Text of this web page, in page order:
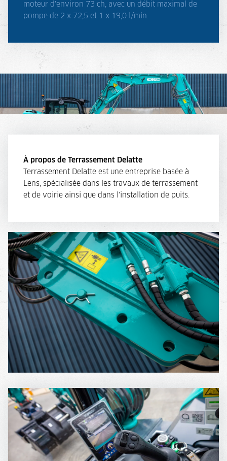
moteur d'environ 73 ch, avec un débit maximal de
pompe de 2 x 72,5 et 1 x 19,0 l/min.
À propos de Terrassement Delatte
Terrassement Delatte est une entreprise basée à
Lens, spécialisée dans les travaux de terrassement
et de voirie ainsi que dans l'installation de puits.